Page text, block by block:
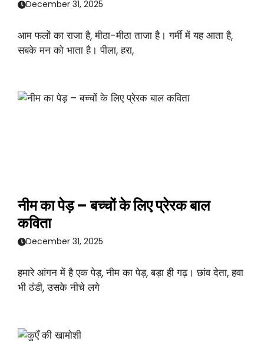
December 31, 2025
आम फलों का राजा है, मीठा-मीठा ताजा है। गर्मी में यह आता है,
सबके मन को भाता है। पीला, हरा,
नीम का पेड़ – बच्चों के लिए प्रेरक बाल
कविता
December 31, 2025
हमारे आंगन में है एक पेड़, नीम का पेड़, बड़ा ही गढ़। छांव देता, हवा
भी ठंडी, उसके नीचे लगे